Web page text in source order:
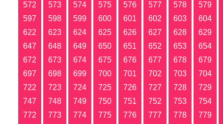
572
573 574 575 576 577 578 579
597
598 599 600 601 602 603 604
622
623 624 625 626 627 628 629
647
648 649 650 651 652 653 654
672
673 674 675 676 677 678 679
697
698 699 700 701 702 703 704
722
723 724 725 726 727 728 729
747
748 749 750 751 752 753 754
772
773 774 775 776 777 778 779